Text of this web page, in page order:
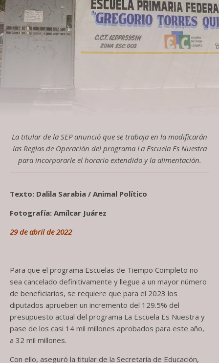
La titular de la SEP anunció que se trabaja en la modificarán
las Reglas de Operación del programa La Escuela Es Nuestra
para incorporarle el horario extendido y la alimentación.
Texto: Dalila Sarabia / Animal Político
Fotografía: Amílcar Juárez
29 de abril de 2022
Para que el programa Escuelas de Tiempo Completo no
sea cancelado definitivamente y llegue a un mayor número
de beneficiarios, se requiere que para el 2023 los
diputados aprueben un incremento del 129.5% del
presupuesto actual del programa La Escuela Es Nuestra y
pase de los casi 14 mil millones aprobados para este año,
a 32 mil millones.
Con ello, aseguró la titular de la Secretaría de Educación,